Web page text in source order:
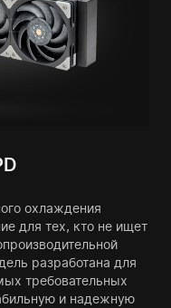
охлаждения
для тех, кто не ищет
разработана для
требовательных
и надежную